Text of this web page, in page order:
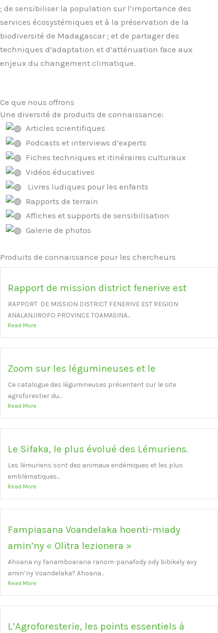
; de sensibiliser la population sur l’importance des
services écosystémiques et à la préservation de la
biodiversité de Madagascar ; et de partager des
techniques d’adaptation et d’atténuation face aux
enjeux du changement climatique.
Ce que nous offrons
Une diversité de produits de connaissance:
Articles scientifiques
Podcasts et interviews d’experts
Fiches techniques et itinéraires culturaux
Vidéos éducatives
Livres ludiques pour les enfants
Rapports de terrain
Affiches et supports de sensibilisation
Galerie de photos
Produits de connaissance pour les chercheurs
Rapport de mission district fenerive est
RAPPORT DE MISSION DISTRICT FENERIVE EST REGION
ANALANJIROFO PROVINCE TOAMASINA...
Read More
Zoom sur les légumineuses et le
Ce catalogue des légumineuses présentent sur le site
agroforestier du...
Read More
Le Sifaka, le plus évolué des Lémuriens.
Les lémuriens sont des animaux endémiques et les plus
emblématiques...
Read More
Fampiasana Voandelaka hoenti-miady
amin’ny « Olitra lezionera »
Ahoana ny fanamboarana ranom-panafody ody bibikely avy
amin’ny Voandelaka? Ahoana...
Read More
L’Agroforesterie, les points essentiels à